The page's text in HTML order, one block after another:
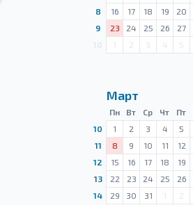
8
16 17 18 19 20
9
23 24 25 26 27
1 2 3 4 5
Март
Пн Вт Ср Чт Пт
10
1 2 3 4 5
11
8 9 10 11 12
12
15 16 17 18 19
13
22 23 24 25 26
14
29 30 31 1 2